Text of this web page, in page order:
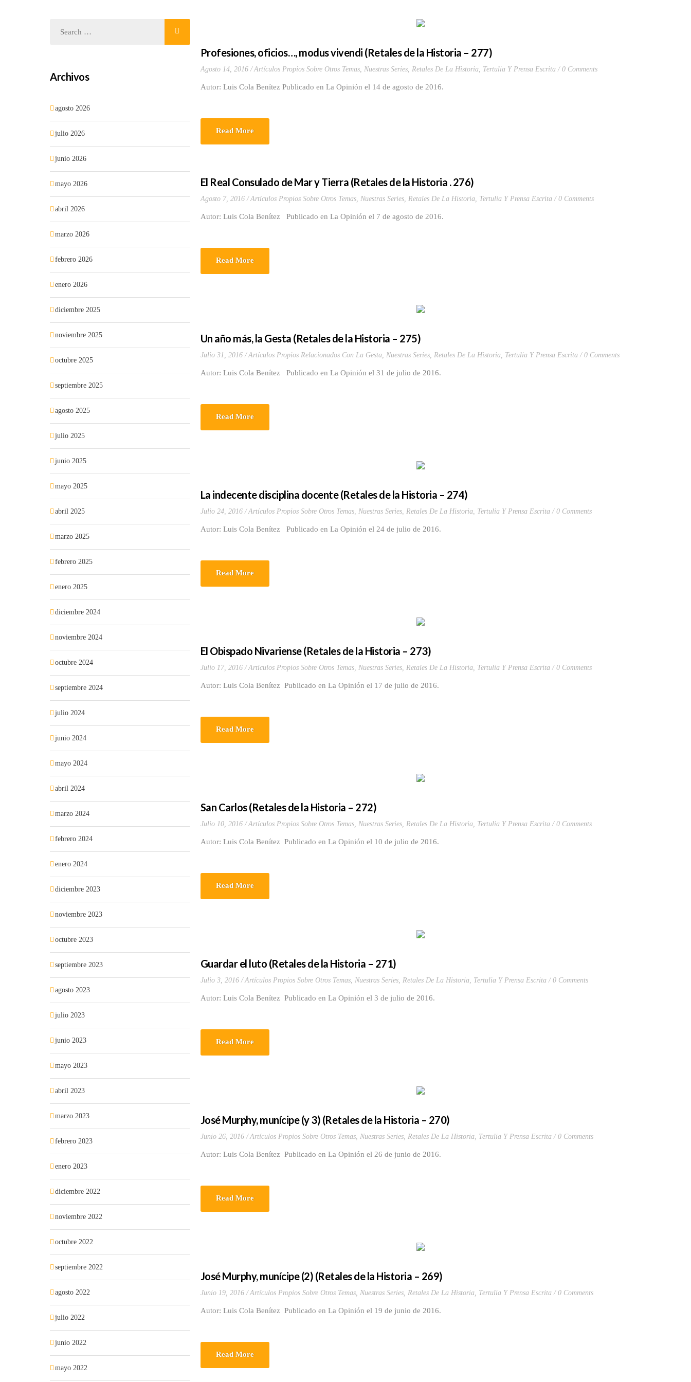
Profesiones, oficios…, modus vivendi (Retales de la Historia – 277)
Agosto 14, 2016 Artículos Propios Sobre Otros Temas, Nuestras Series, Retales De La Historia, Tertulia Y Prensa Escrita 0 Comments
Autor: Luis Cola Benítez Publicado en La Opinión el 14 de agosto de 2016.
Read More
El Real Consulado de Mar y Tierra (Retales de la Historia . 276)
Agosto 7, 2016 Artículos Propios Sobre Otros Temas, Nuestras Series, Retales De La Historia, Tertulia Y Prensa Escrita 0 Comments
Autor: Luis Cola Benítez Publicado en La Opinión el 7 de agosto de 2016.
Read More
Un año más, la Gesta (Retales de la Historia – 275)
Julio 31, 2016 Artículos Propios Relacionados Con La Gesta, Nuestras Series, Retales De La Historia, Tertulia Y Prensa Escrita 0 Comments
Autor: Luis Cola Benítez Publicado en La Opinión el 31 de julio de 2016.
Read More
La indecente disciplina docente (Retales de la Historia – 274)
Julio 24, 2016 Artículos Propios Sobre Otros Temas, Nuestras Series, Retales De La Historia, Tertulia Y Prensa Escrita 0 Comments
Autor: Luis Cola Benítez Publicado en La Opinión el 24 de julio de 2016.
Read More
El Obispado Nivariense (Retales de la Historia – 273)
Julio 17, 2016 Artículos Propios Sobre Otros Temas, Nuestras Series, Retales De La Historia, Tertulia Y Prensa Escrita 0 Comments
Autor: Luis Cola Benítez Publicado en La Opinión el 17 de julio de 2016.
Read More
San Carlos (Retales de la Historia – 272)
Julio 10, 2016 Artículos Propios Sobre Otros Temas, Nuestras Series, Retales De La Historia, Tertulia Y Prensa Escrita 0 Comments
Autor: Luis Cola Benítez Publicado en La Opinión el 10 de julio de 2016.
Read More
Guardar el luto (Retales de la Historia – 271)
Julio 3, 2016 Artículos Propios Sobre Otros Temas, Nuestras Series, Retales De La Historia, Tertulia Y Prensa Escrita 0 Comments
Autor: Luis Cola Benítez Publicado en La Opinión el 3 de julio de 2016.
Read More
José Murphy, munícipe (y 3) (Retales de la Historia – 270)
Junio 26, 2016 Artículos Propios Sobre Otros Temas, Nuestras Series, Retales De La Historia, Tertulia Y Prensa Escrita 0 Comments
Autor: Luis Cola Benítez Publicado en La Opinión el 26 de junio de 2016.
Read More
José Murphy, munícipe (2) (Retales de la Historia – 269)
Junio 19, 2016 Artículos Propios Sobre Otros Temas, Nuestras Series, Retales De La Historia, Tertulia Y Prensa Escrita 0 Comments
Autor: Luis Cola Benítez Publicado en La Opinión el 19 de junio de 2016.
Read More
Archivos
agosto 2026
julio 2026
junio 2026
mayo 2026
abril 2026
marzo 2026
febrero 2026
enero 2026
diciembre 2025
noviembre 2025
octubre 2025
septiembre 2025
agosto 2025
julio 2025
junio 2025
mayo 2025
abril 2025
marzo 2025
febrero 2025
enero 2025
diciembre 2024
noviembre 2024
octubre 2024
septiembre 2024
julio 2024
junio 2024
mayo 2024
abril 2024
marzo 2024
febrero 2024
enero 2024
diciembre 2023
noviembre 2023
octubre 2023
septiembre 2023
agosto 2023
julio 2023
junio 2023
mayo 2023
abril 2023
marzo 2023
febrero 2023
enero 2023
diciembre 2022
noviembre 2022
octubre 2022
septiembre 2022
agosto 2022
julio 2022
junio 2022
mayo 2022